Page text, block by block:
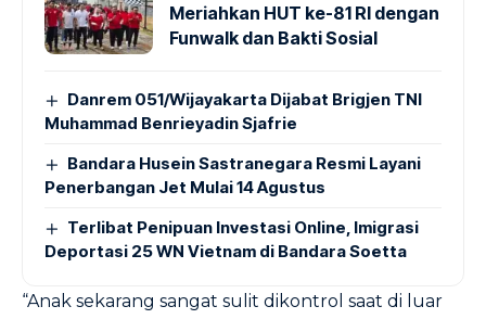
Meriahkan HUT ke-81 RI dengan
Funwalk dan Bakti Sosial
Danrem 051/Wijayakarta Dijabat Brigjen TNI
Muhammad Benrieyadin Sjafrie
Bandara Husein Sastranegara Resmi Layani
Penerbangan Jet Mulai 14 Agustus
Terlibat Penipuan Investasi Online, Imigrasi
Deportasi 25 WN Vietnam di Bandara Soetta
“Anak sekarang sangat sulit dikontrol saat di luar